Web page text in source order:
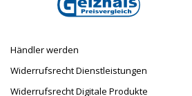
Händler werden
Widerrufsrecht Dienstleistungen
Widerrufsrecht Digitale Produkte